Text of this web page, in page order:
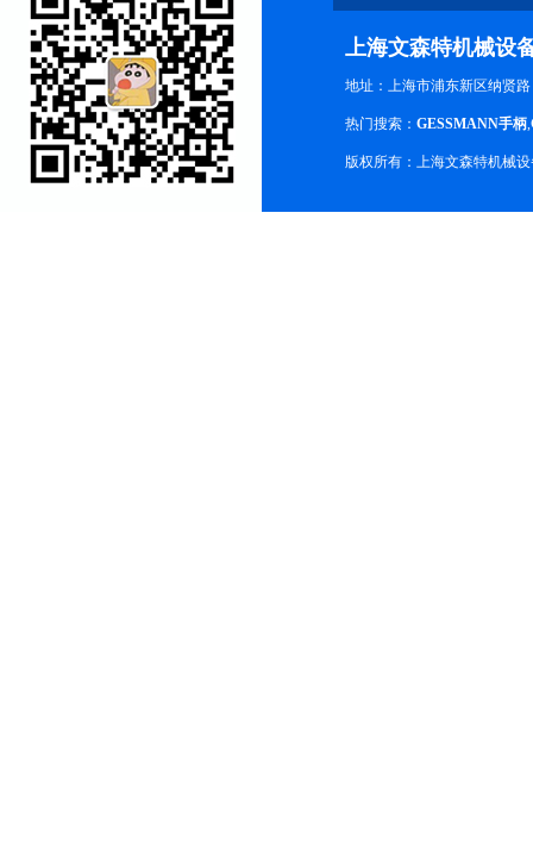
上海文森特机械设
地址：上海市浦东新区纳贤路
热门搜索： GESSMANN手柄,
版权所有：上海文森特机械